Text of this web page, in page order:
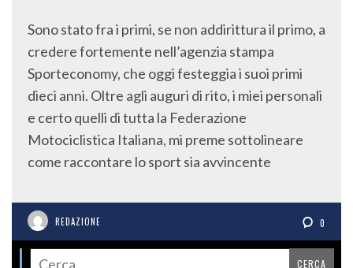
Sono stato fra i primi, se non addirittura il primo, a
credere fortemente nell’agenzia stampa
Sporteconomy, che oggi festeggia i suoi primi
dieci anni. Oltre agli auguri di rito, i miei personali
e certo quelli di tutta la Federazione
Motociclistica Italiana, mi preme sottolineare
come raccontare lo sport sia avvincente
REDAZIONE 0